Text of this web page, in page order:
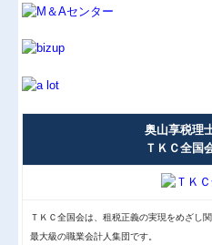
奥山享税理
ＴＫＣ全国
ＴＫＣ全国会は、租税正義の実現をめざし
最大級の職業会計人集団です。